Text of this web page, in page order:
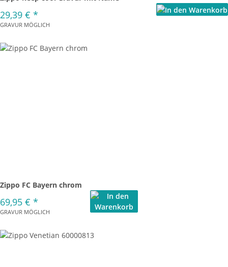
29,39 € *
GRAVUR MÖGLICH
Zippo FC Bayern chrom
69,95 € *
GRAVUR MÖGLICH